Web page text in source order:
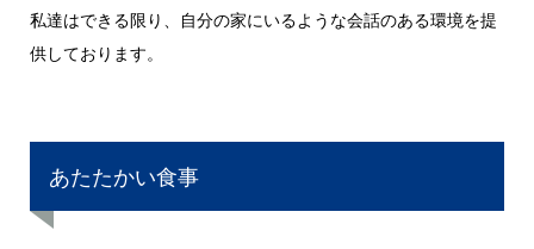
私達はできる限り、自分の家にいるような会話のある環境を提
供しております。
あたたかい食事